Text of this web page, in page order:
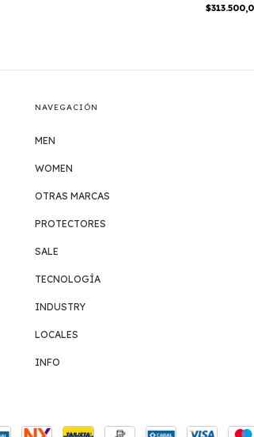
NAVEGACIÓN
MEN
WOMEN
OTRAS MARCAS
PROTECTORES
SALE
TECNOLOGÍA
INDUSTRY
LOCALES
INFO